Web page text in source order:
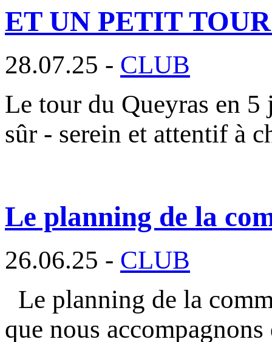
ET UN PETIT
28.07.25 - CLUB
Le tour du Queyras en 5
sûr - serein et attentif à
Le planning de la
26.06.25 - CLUB
Le planning de la
que nous